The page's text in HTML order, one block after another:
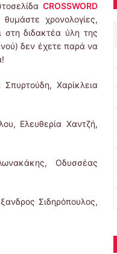
CROSSWORD
χρονολογίες,
στη διδακτέα ύλη της
δεν έχετε παρά να
Χαρίκλεια
Ελευθερία Χαντζή,
Οδυσσέας
Σιδηρόπουλος,